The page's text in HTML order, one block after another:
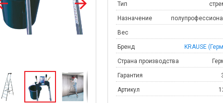
Тип
Назначение
Вес
Бренд KRAUSE
Страна производства
Гарантия
Артикул